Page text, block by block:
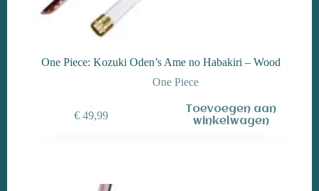
One Piece: Kozuki Oden’s Ame no Habakiri – Wood
One Piece
€ 49,99
Toevoegen aan
winkelwagen